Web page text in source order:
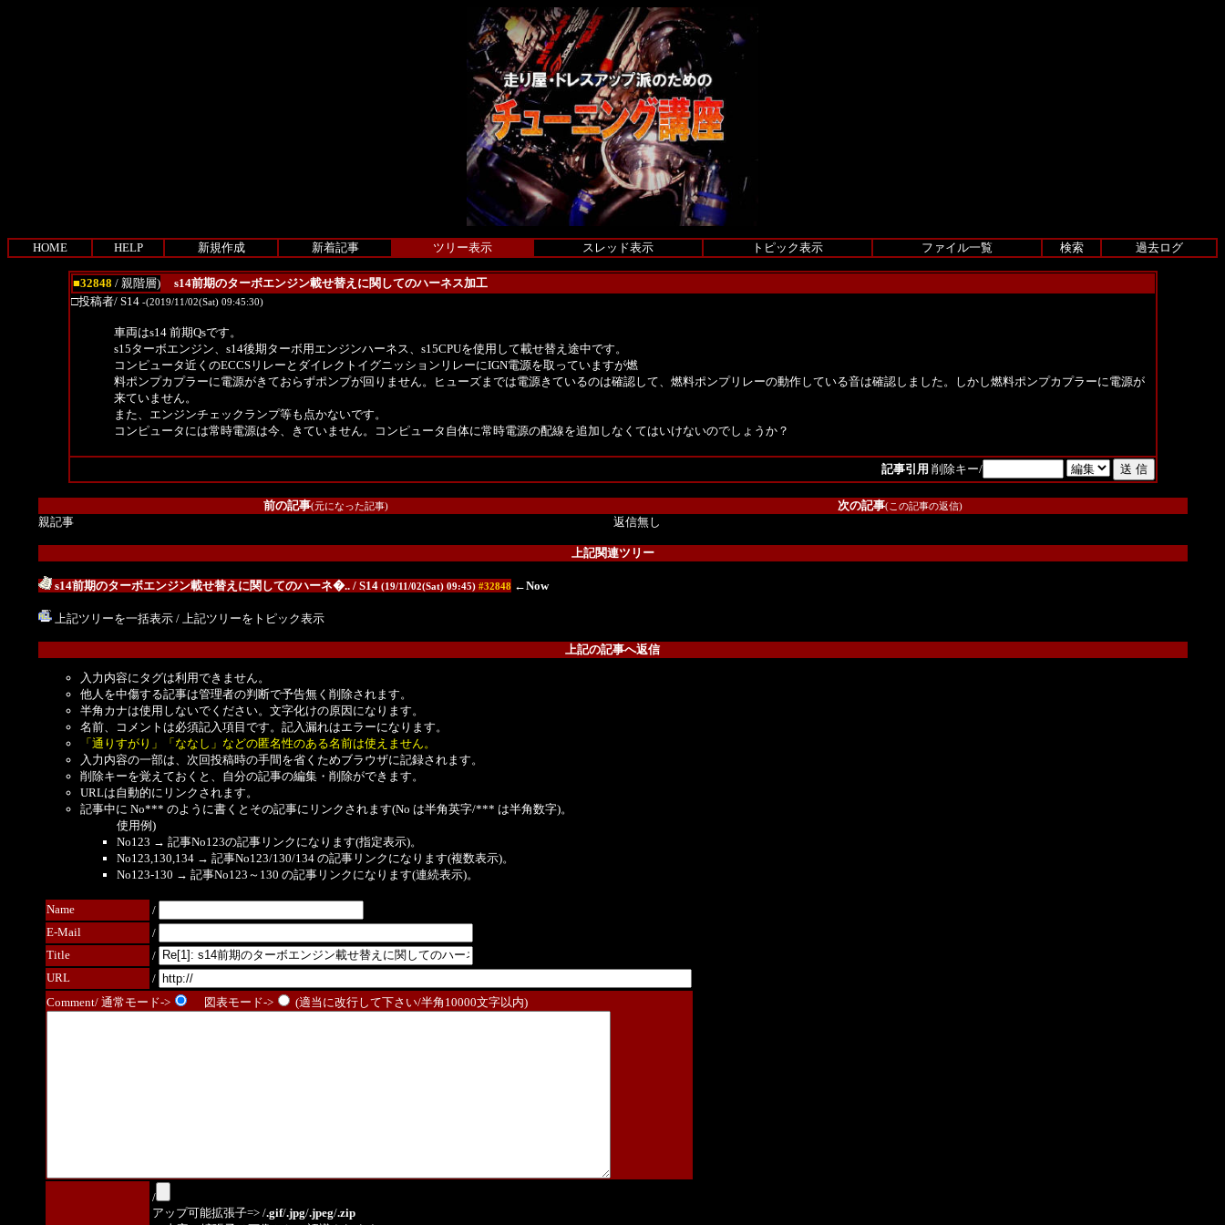
HOME HELP 新規作成 新着記事 ツリー表示 スレッド表示 トピック表示 ファイル一覧 検索 過去ログ
■32848 / 親階層)
s14前期のターボエンジン載せ替えに関してのハーネス加工
□投稿者/ S14 -(2019/11/02(Sat) 09:45:30)
車両はs14 前期Qsです。
s15ターボエンジン、s14後期ターボ用エンジンハーネス、s15CPUを使用して載せ替え途中です。
コンピュータ近くのECCSリレーとダイレクトイグニッションリレーにIGN電源を取っていますが燃
料ポンプカプラーに電源がきておらずポンプが回りません。ヒューズまでは電源きているのは確認して、燃料ポンプリレーの動作している音は確認しました。しかし燃料ポンプカプラーに電源が
来ていません。
また、エンジンチェックランプ等も点かないです。
コンピュータには常時電源は今、きていません。コンピュータ自体に常時電源の配線を追加しなくてはいけないのでしょうか？
記事引用 削除キー/
前の記事(元になった記事) 次の記事(この記事の返信)
親記事 返信無し
上記関連ツリー
s14前期のターボエンジン載せ替えに関してのハーネ�../ S14 (19/11/02(Sat) 09:45) #32848 ←Now
上記ツリーを一括表示/ 上記ツリーをトピック表示
上記の記事へ返信
入力内容にタグは利用できません。
他人を中傷する記事は管理者の判断で予告無く削除されます。
半角カナは使用しないでください。文字化けの原因になります。
名前、コメントは必須記入項目です。記入漏れはエラーになります。
「通りすがり」「ななし」などの匿名性のある名前は使えません。
入力内容の一部は、次回投稿時の手間を省くためブラウザに記録されます。
削除キーを覚えておくと、自分の記事の編集・削除ができます。
URLは自動的にリンクされます。
記事中に No*** のように書くとその記事にリンクされます(No は半角英字/*** は半角数字)。
使用例)
No123 → 記事No123の記事リンクになります(指定表示)。
No123,130,134 → 記事No123/130/134 の記事リンクになります(複数表示)。
No123-130 → 記事No123～130 の記事リンクになります(連続表示)。
Name
/
E-Mail
/
Title
/
URL
/
Comment/ 通常モード->
図表モード-> (適当に改行して下さい/半角10000文字以内)
/
アップ可能拡張子=> /.gif/.jpg/.jpeg/.zip